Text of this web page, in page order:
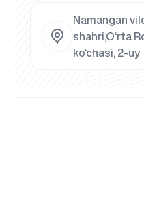
Namangan
shahri,O‘rta
ko‘chasi, 2-uy